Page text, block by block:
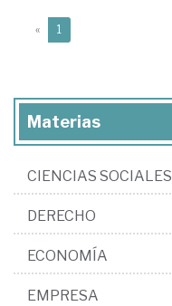
« 1
Materias
CIENCIAS SOCIALES
DERECHO
ECONOMÍA
EMPRESA